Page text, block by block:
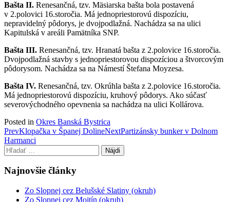
Bašta II. Renesančná, tzv. Mäsiarska bašta bola postavená
v 2.polovici 16.storočia. Má jednopriestorovú dispozíciu,
nepravidelný pôdorys, je dvojpodlažná. Nachádza sa na ulici
Kapitulská v areáli Pamätníka SNP.
Bašta III. Renesančná, tzv. Hranatá bašta z 2.polovice 16.storočia.
Dvojpodlažná stavby s jednopriestorovou dispozíciou a štvorcovým
pôdorysom. Nachádza sa na Námestí Štefana Moyzesa.
Bašta IV. Renesančná, tzv. Okrúhla bašta z 2.polovice 16.storočia.
Má jednopriestorovú dispozíciu, kruhový pôdorys. Ako súčasť
severovýchodného opevnenia sa nachádza na ulici Kollárova.
Posted in Okres Banská Bystrica
Post
navigation
PrevKlopačka v Španej DolineNextPartizánsky bunker v Dolnom
Harmanci
Hľadať:
Najnovšie články
Zo Slopnej cez Belušské Slatiny (okruh)
Zo Slopnej cez Mojtín (okruh)